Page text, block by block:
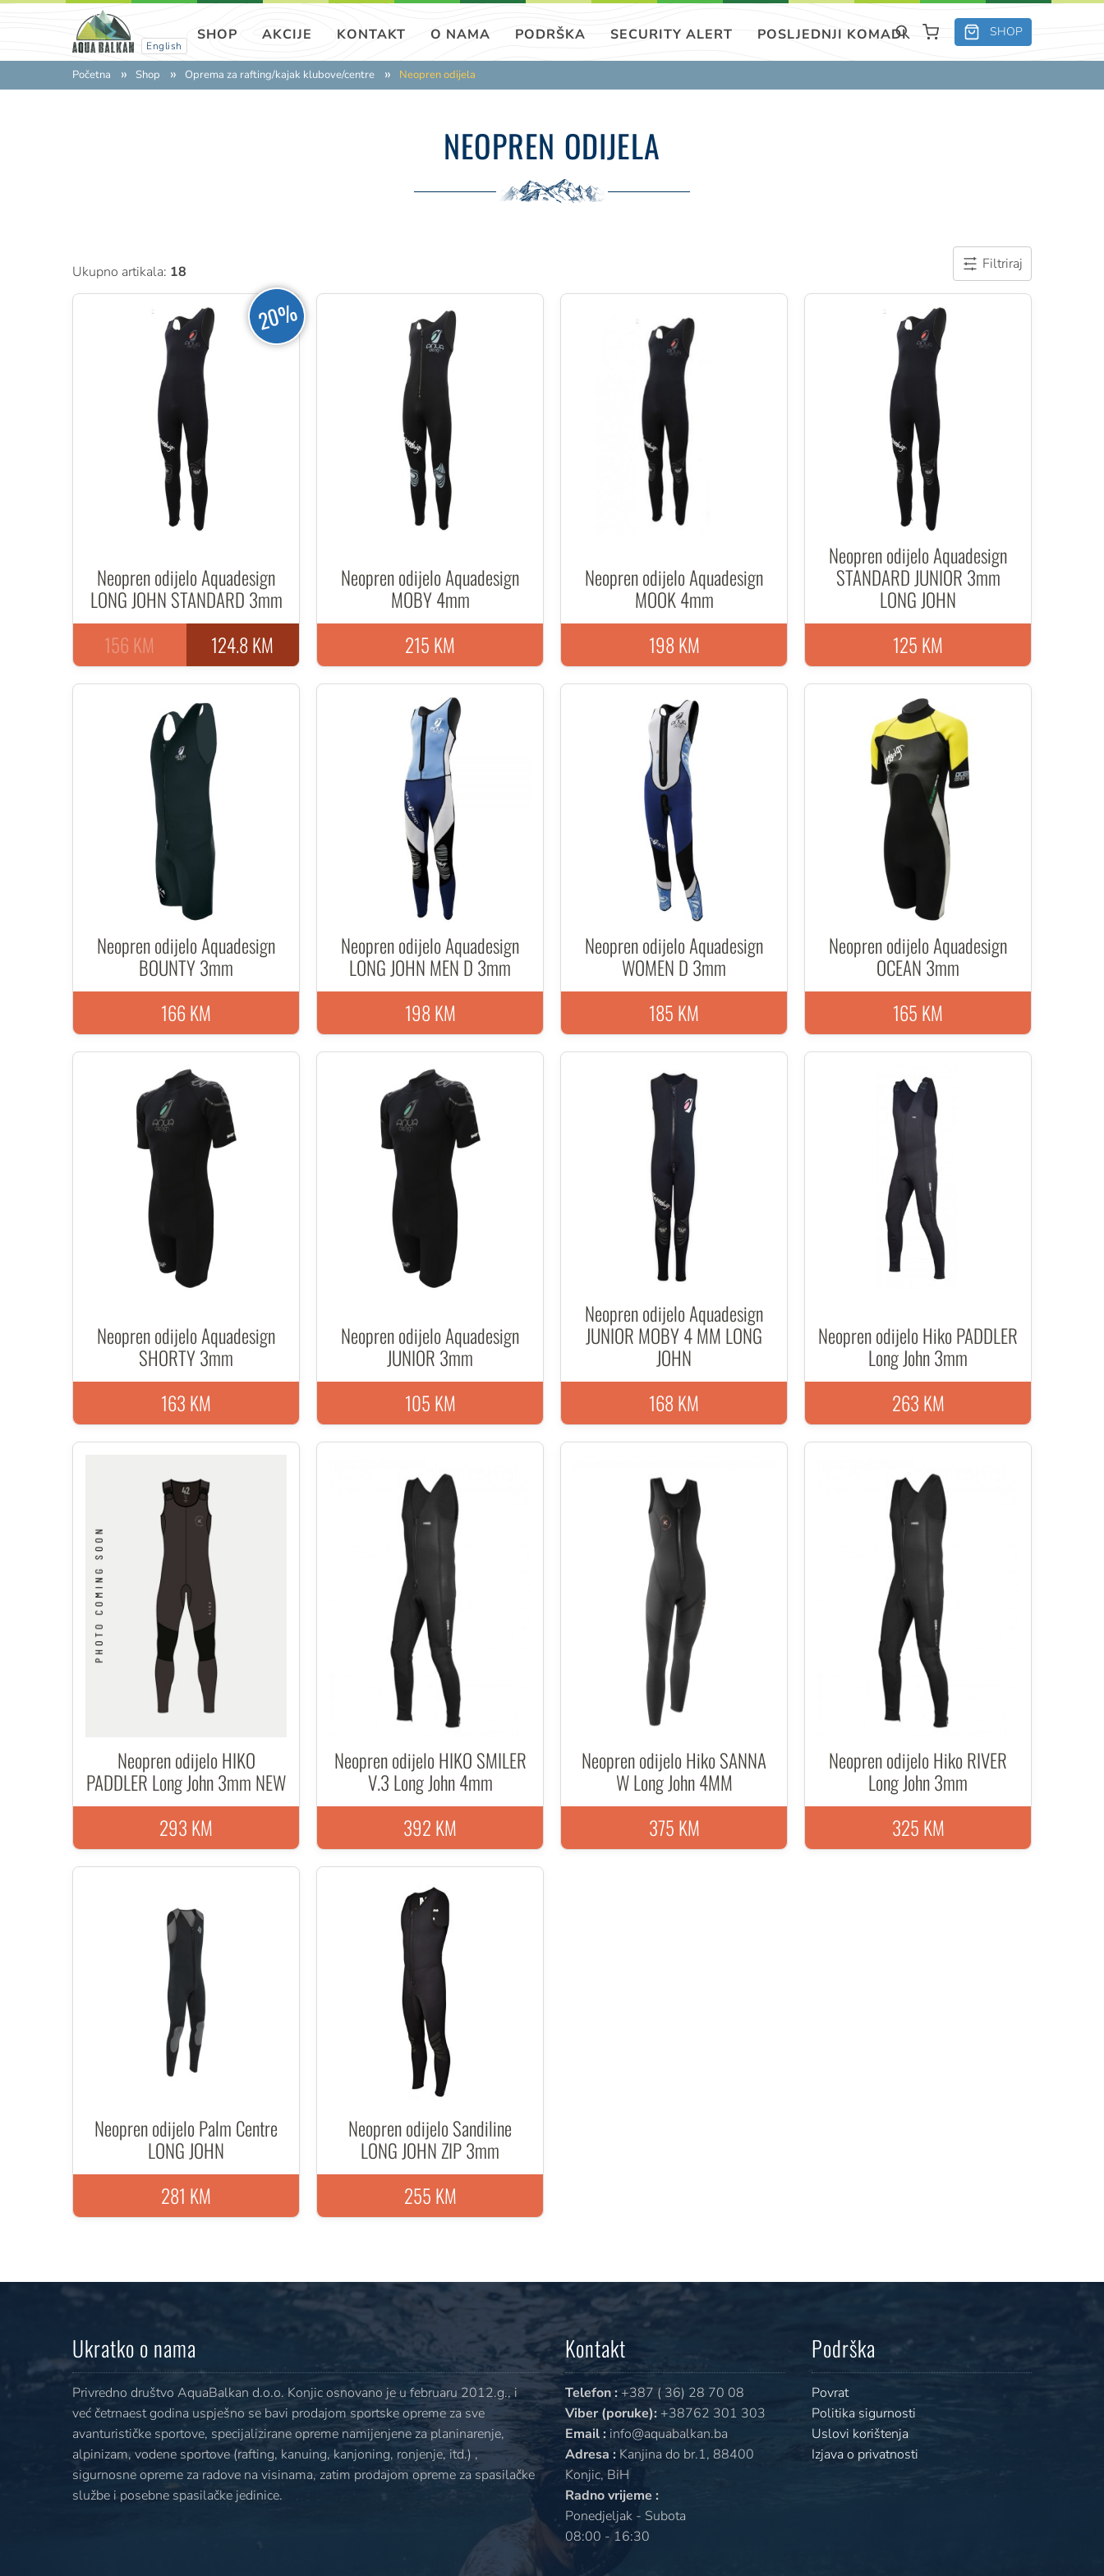
English
SHOP AKCIJE KONTAKT O NAMA PODRŠKA SECURITY ALERT POSLJEDNJI KOMADI SHOP
Početna Shop Oprema za rafting/kajak klubove/centre Neopren odijela
NEOPREN ODIJELA
Ukupno artikala: 18 Filtriraj
20%
Neopren odijelo Aquadesign
LONG JOHN STANDARD 3mm
124.8 KM
156 KM
Neopren odijelo Aquadesign
MOBY 4mm
215 KM
Neopren odijelo Aquadesign
MOOK 4mm
198 KM
Neopren odijelo Aquadesign
STANDARD JUNIOR 3mm
LONG JOHN
125 KM
Neopren odijelo Aquadesign
BOUNTY 3mm
166 KM
Neopren odijelo Aquadesign
LONG JOHN MEN D 3mm
198 KM
Neopren odijelo Aquadesign
WOMEN D 3mm
185 KM
Neopren odijelo Aquadesign
OCEAN 3mm
165 KM
Neopren odijelo Aquadesign
SHORTY 3mm
163 KM
Neopren odijelo Aquadesign
JUNIOR 3mm
105 KM
Neopren odijelo Aquadesign
JUNIOR MOBY 4 MM LONG
JOHN
168 KM
Neopren odijelo Hiko PADDLER
Long John 3mm
263 KM
Neopren odijelo HIKO
PADDLER Long John 3mm NEW
293 KM
Neopren odijelo HIKO SMILER
V.3 Long John 4mm
392 KM
Neopren odijelo Hiko SANNA
W Long John 4MM
375 KM
Neopren odijelo Hiko RIVER
Long John 3mm
325 KM
Neopren odijelo Palm Centre
LONG JOHN
281 KM
Neopren odijelo Sandiline
LONG JOHN ZIP 3mm
255 KM
Ukratko o nama
Privredno društvo AquaBalkan d.o.o. Konjic osnovano je u februaru 2012.g., i
već četrnaest godina uspješno se bavi prodajom sportske opreme za sve
avanturističke sportove, specijalizirane opreme namijenjene za planinarenje,
alpinizam, vodene sportove (rafting, kanuing, kanjoning, ronjenje, itd.) ,
sigurnosne opreme za radove na visinama, zatim prodajom opreme za spasilačke
službe i posebne spasilačke jedinice.
Kontakt
Telefon : +387 ( 36) 28 70 08
Viber (poruke): +38762 301 303
Email : info@aquabalkan.ba
Adresa : Kanjina do br.1, 88400
Konjic, BiH
Radno vrijeme :
Ponedjeljak - Subota
08:00 - 16:30
Podrška
Povrat
Politika sigurnosti
Uslovi korištenja
Izjava o privatnosti